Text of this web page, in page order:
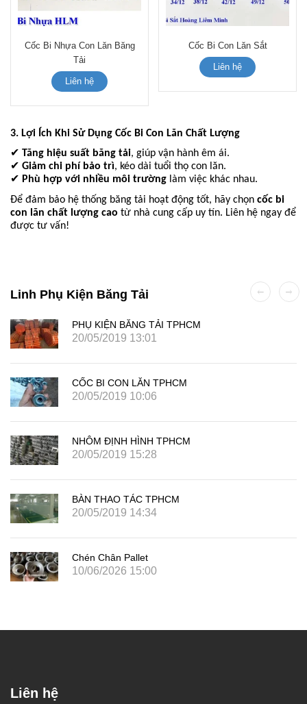
Cốc Bi Nhựa Con Lăn Băng
Tải
Liên hệ
Cốc Bi Con Lăn Sắt
Liên hệ
3. Lợi Ích Khi Sử Dụng Cốc Bi Con Lăn Chất Lượng
✔ Tăng hiệu suất băng tải, giúp vận hành êm ái.
✔ Giảm chi phí bảo trì, kéo dài tuổi thọ con lăn.
✔ Phù hợp với nhiều môi trường làm việc khác nhau.
Để đảm bảo hệ thống băng tải hoạt động tốt, hãy chọn cốc bi
con lăn chất lượng cao từ nhà cung cấp uy tín. Liên hệ ngay để
được tư vấn!
Linh Phụ Kiện Băng Tải
PHỤ KIỆN BĂNG TẢI TPHCM
20/05/2019 13:01
CỐC BI CON LĂN TPHCM
20/05/2019 10:06
NHÔM ĐỊNH HÌNH TPHCM
20/05/2019 15:28
BÀN THAO TÁC TPHCM
20/05/2019 14:34
Chén Chân Pallet
10/06/2026 15:00
Liên hệ